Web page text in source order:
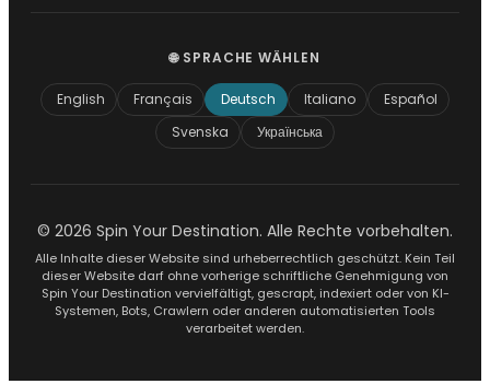
🌐 SPRACHE WÄHLEN
English Français Deutsch Italiano
Español
Svenska
Українська
© 2026 Spin Your Destination. Alle Rechte vorbehalten.
Alle Inhalte dieser Website sind urheberrechtlich geschützt. Kein Teil
dieser Website darf ohne vorherige schriftliche Genehmigung von
Spin Your Destination vervielfältigt, gescrapt, indexiert oder von KI-
Systemen, Bots, Crawlern oder anderen automatisierten Tools
verarbeitet werden.